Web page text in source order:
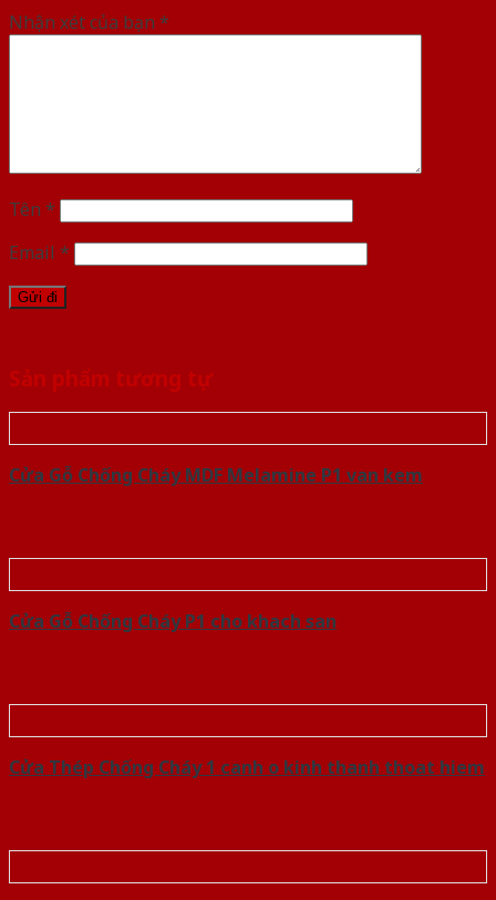
Nhận xét của bạn *
Tên *
Email *
Sản phẩm tương tự
Cửa Gỗ Chống Cháy MDF Melamine P1 van kem
Cửa Gỗ Chống Cháy P1 cho khach san
Cửa Thép Chống Cháy 1 canh o kinh thanh thoat hiem